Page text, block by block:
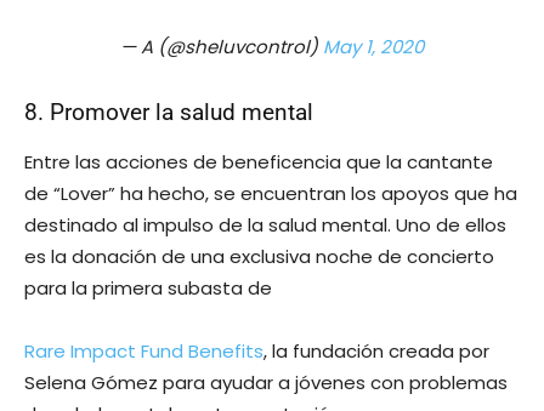
— A (@sheluvcontrol) May 1, 2020
8. Promover la salud mental
Entre las acciones de beneficencia que la cantante
de “Lover” ha hecho, se encuentran los apoyos que ha
destinado al impulso de la salud mental. Uno de ellos
es la donación de una exclusiva noche de concierto
para la primera subasta de
Rare Impact Fund Benefits, la fundación creada por
Selena Gómez para ayudar a jóvenes con problemas